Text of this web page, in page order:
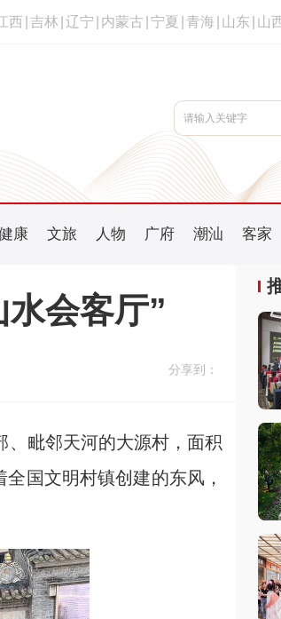
西 吉林 辽宁 内蒙古 宁夏 青海 山东 山
康 文旅 人物 广府 潮汕 客家
会客厅”
分享到：
毗邻天河的大源村，面积
国文明村镇创建的东风，